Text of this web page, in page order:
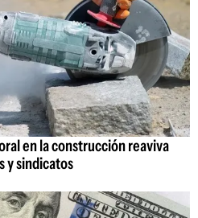
en la construcción reaviva
y sindicatos